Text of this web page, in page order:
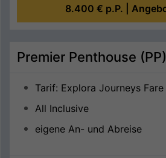
8.400 € p.P. |
Premier Penthouse (PP)
Tarif: Explora Journeys Fare
All Inclusive
eigene An- und Abreise